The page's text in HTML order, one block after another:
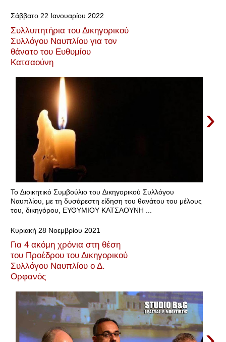
Σάββατο 22 Ιανουαρίου 2022
Συλλυπητήρια του Δικηγορικού
Συλλόγου Ναυπλίου για τον
θάνατο του Ευθυμίου
Κατσαούνη
›
Το ∆ιοικητικό Συμβούλιο του ∆ικηγορικού Συλλόγου
Ναυπλίου, με τη δυσάρεστη είδηση του θανάτου του μέλους
του, δικηγόρου, ΕΥΘΥΜΙΟΥ ΚΑΤΣΑΟΥΝΗ ...
Κυριακή 28 Νοεμβρίου 2021
Για 4 ακόμη χρόνια στη θέση
του Προέδρου του Δικηγορικού
Συλλόγου Ναυπλίου ο Δ.
Ορφανός